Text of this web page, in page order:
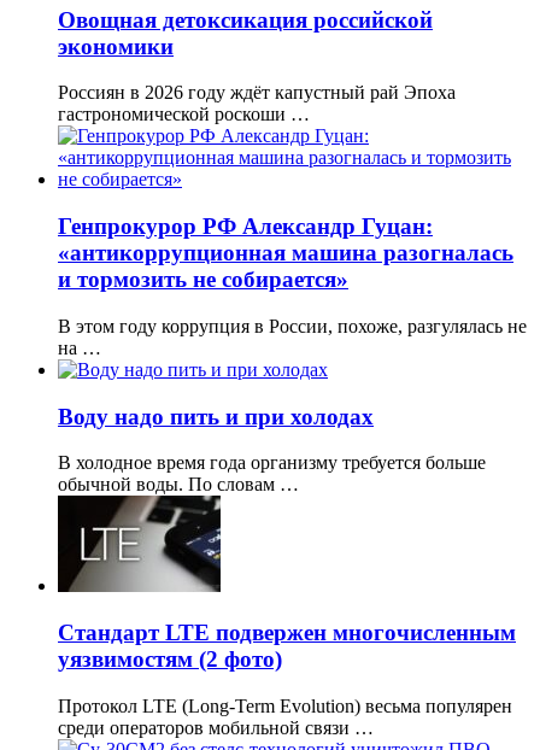
Овощная детоксикация российской
экономики
Россиян в 2026 году ждёт капустный рай Эпоха
гастрономической роскоши …
Генпрокурор РФ Александр Гуцан:
«антикоррупционная машина разогналась
и тормозить не собирается»
В этом году коррупция в России, похоже, разгулялась не
на …
Воду надо пить и при холодах
В холодное время года организму требуется больше
обычной воды. По словам …
Стандарт LTE подвержен многочисленным
уязвимостям (2 фото)
Протокол LTE (Long-Term Evolution) весьма популярен
среди операторов мобильной связи …